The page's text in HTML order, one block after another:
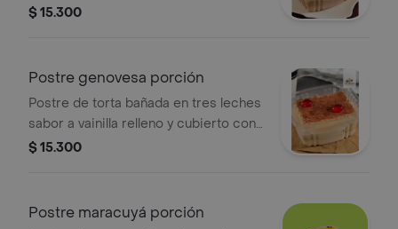
crema batida con milo.
$ 15.300
Postre genovesa porción
Postre de torta bañada en tres leches
sabor a vainilla relleno y cubierto con
crema batida y chocolate blanco.
$ 15.300
Postre maracuyá porción